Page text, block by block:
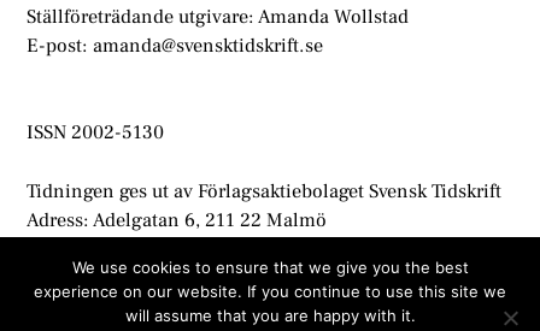
Ställföreträdande utgivare: Amanda Wollstad
E-post: amanda@svensktidskrift.se
ISSN 2002-5130
Tidningen ges ut av Förlagsaktiebolaget Svensk Tidskrift
Adress: Adelgatan 6, 211 22 Malmö
© Svensk Tidskrift 2021
We use cookies to ensure that we give you the best
experience on our website. If you continue to use this site we
will assume that you are happy with it.